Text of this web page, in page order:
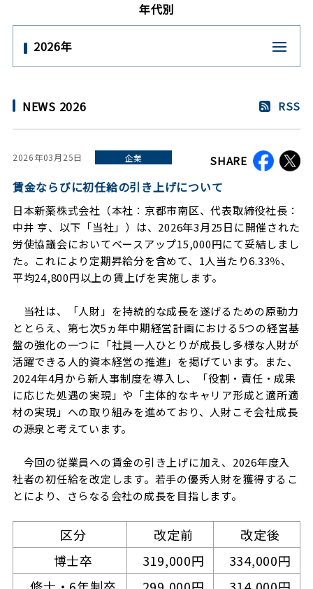
年代別
2026年
NEWS 2026 RSS
2026年03月25日 企業 SHARE
賃金ならびに初任給の引き上げについて
日本新薬株式会社（本社：京都市南区、代表取締役社長：
中井 亨、以下「当社」）は、2026年3月25日に開催された
労使協議会においてベースアップ15,000円にて妥結しまし
た。これにより定期昇給分を含めて、1人当たり6.33％、
平均24,800円以上の賃上げを実施します。
当社は、「人財」を持続的な成長を遂げるための原動力
ととらえ、第七次5ヵ年中期経営計画における5つの経営基
盤の強化の一つに「社員一人ひとりが成長し多様な人財が
活躍できる人的資本経営の推進」を掲げています。また、
2024年4月から新人事制度を導入し、「役割・責任・成果
に応じた処遇の実現」や「主体的なキャリア形成と適所適
材の実現」への取り組みを進めており、人財こそ会社成長
の源泉と考えています。
今回の従業員への賃金の引き上げに加え、2026年度入
社者の初任給を改定します。若手の優秀人財を獲得するこ
とにより、さらなる会社の成長を目指します。
区分 改定前
改定後
博士卒
319,000円
334,000円